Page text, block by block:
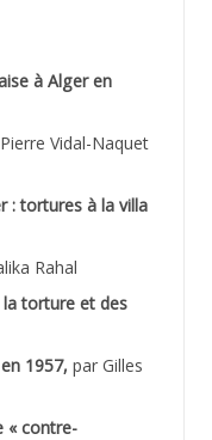
à Alger en
Vidal-Naquet
: tortures à la villa
Rahal
torture et des
1957, par Gilles
« contre-